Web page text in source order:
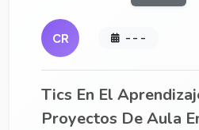
CR - - -
Tics En El
Proyectos De Aula